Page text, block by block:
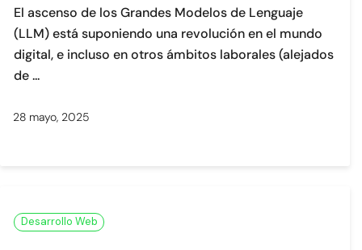
El ascenso de los Grandes Modelos de Lenguaje
(LLM) está suponiendo una revolución en el mundo
digital, e incluso en otros ámbitos laborales (alejados
de
28 mayo, 2025
Desarrollo Web